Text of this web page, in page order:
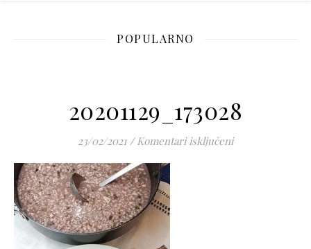
POPULARNO
20201129_173028
23/02/2021 / Komentari isključeniza